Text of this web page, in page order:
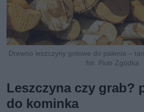
Drewno leszczyny gotowe do palenia –
fot. Piotr Zgódka
Leszczyna czy grab?
do kominka